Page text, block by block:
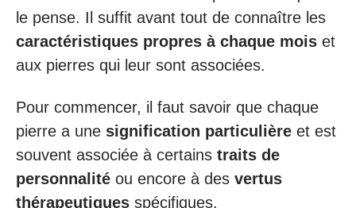
le pense. Il suffit avant tout de connaître les
caractéristiques propres à chaque mois et
aux pierres qui leur sont associées.
Pour commencer, il faut savoir que chaque
pierre a une signification particulière et est
souvent associée à certains traits de
personnalité ou encore à des vertus
thérapeutiques spécifiques.